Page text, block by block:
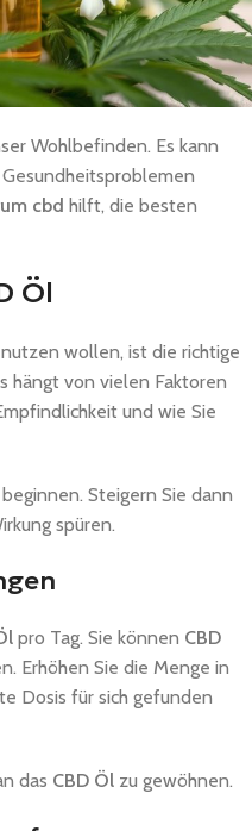
Wohlbefinden. Es kann
cbd hilft, die besten
Öl
wollen, ist die richtige
hängt von vielen Faktoren
und wie Sie
Steigern Sie dann
spüren.
pro Tag. Sie können CBD
Erhöhen Sie die Menge in
Dosis für sich gefunden
das CBD Öl zu gewöhnen.